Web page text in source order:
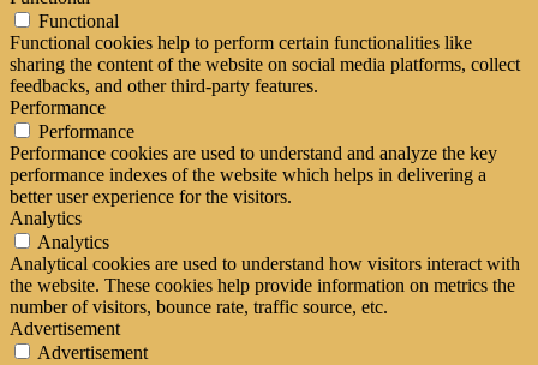
Functional
Functional cookies help to perform certain functionalities like
sharing the content of the website on social media platforms, collect
feedbacks, and other third-party features.
Performance
Performance
Performance cookies are used to understand and analyze the key
performance indexes of the website which helps in delivering a
better user experience for the visitors.
Analytics
Analytics
Analytical cookies are used to understand how visitors interact with
the website. These cookies help provide information on metrics the
number of visitors, bounce rate, traffic source, etc.
Advertisement
Advertisement